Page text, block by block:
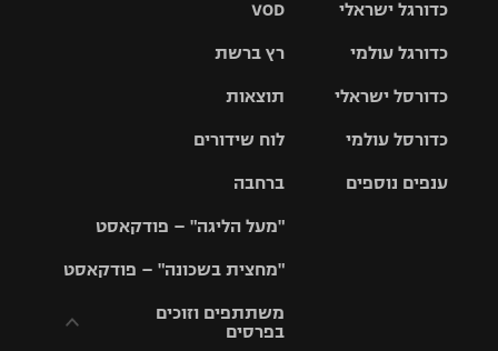
VOD
רץ ברשת
תוצאות
לוח שידורים
ברחבה
"מעל הליגה" – פודקאסט
"מחצית בשכונה" – פודקאסט
משתתפים וזוכים
בפרסים
כדורגל ישראלי
גביע הטוטו
כדורגל עולמי
האלופות
ליגה
כדורסל ישראלי
סל
כדורסל עולמי
ענפים נוספים